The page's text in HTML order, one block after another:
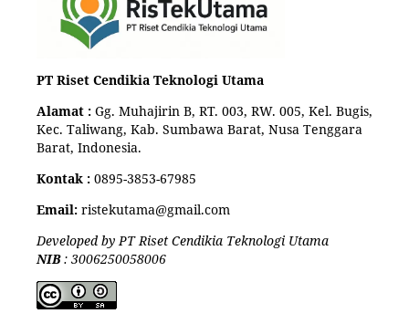
PT Riset Cendikia Teknologi Utama
Alamat : Gg. Muhajirin B, RT. 003, RW. 005, Kel. Bugis,
Kec. Taliwang, Kab. Sumbawa Barat, Nusa Tenggara
Barat, Indonesia.
Kontak : 0895-3853-67985
Email:ristekutama@gmail.com
Developed by PT Riset Cendikia Teknologi Utama
NIB: 3006250058006